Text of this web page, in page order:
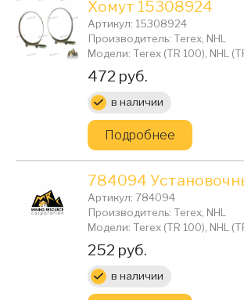
Хомут 15308924
Артикул: 15308924
Производитель: Terex, NHL
Модели: Terex (TR 100), NHL
Цена:
472 руб.
в наличии
Подробнее
784094
Артикул: 784094
Производитель: Terex, NHL
Модели: Terex (TR 100), NHL
Цена:
252 руб.
в наличии